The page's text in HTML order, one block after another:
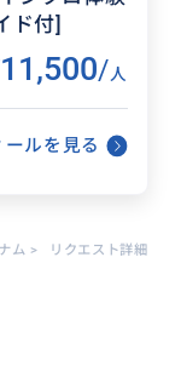
算でお願い
、システム手
す。
すので、直接
。
の業務を一
験を提供し
用して、迅速
さまざまな要
的に合わせた
り充実した旅
ド付]
11,500/人
ルを見る
ム > リクエスト詳細